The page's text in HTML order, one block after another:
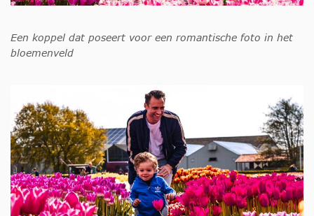
Een koppel dat poseert voor een romantische foto in het
bloemenveld